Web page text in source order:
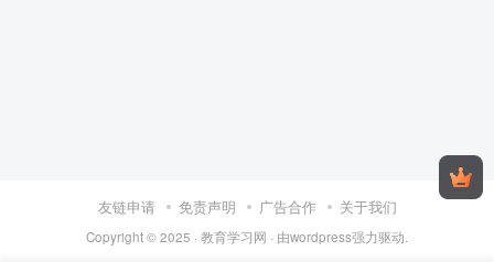
友链申请 免责声明 广告合作 关于我们
Copyright © 2025 · 教育学习网 · 由wordpress强力驱动.